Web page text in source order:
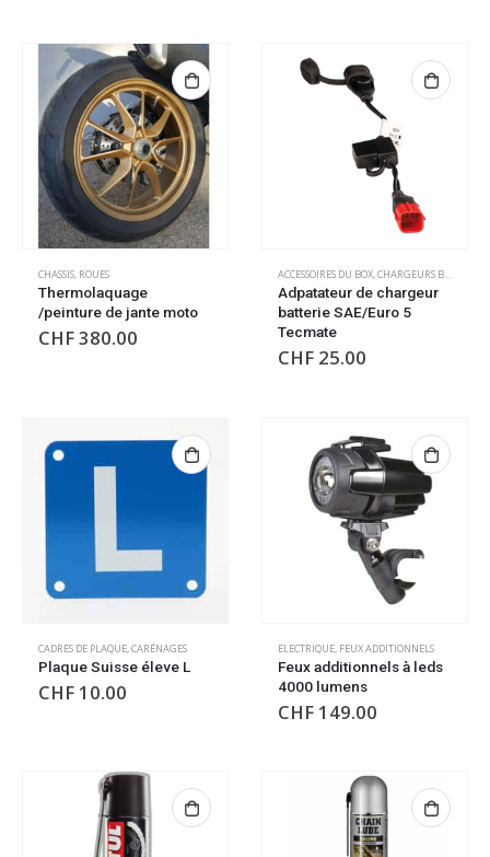
CHASSIS, ROUES
Thermolaquage
/peinture de jante moto
CHF380.00
ACCESSOIRES DU BOX,CHARGEURS BATTERIE
Adpatateur de chargeur
batterie SAE/Euro 5
Tecmate
CHF 25.00
CADRES DE PLAQUE,CARÉNAGES
Plaque Suisse éleve L
CHF 10.00
ELECTRIQUE, FEUX ADDITIONNELS
Feux additionnels à leds
4000 lumens
CHF 149.00